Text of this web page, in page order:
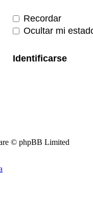
Recordar
Ocultar mi
© phpBB Limited